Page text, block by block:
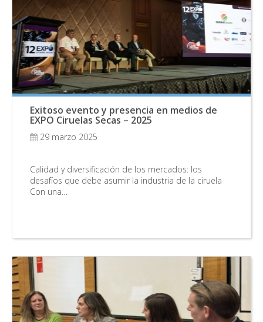
Exitoso evento y presencia en medios de
EXPO Ciruelas Secas – 2025
29 marzo 2025
Calidad y diversificación de los mercados: los
desafíos que debe asumir la industria de la ciruela
Con una…